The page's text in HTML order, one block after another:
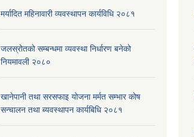
मर्यादित महिनावारी व्यवस्थापन कार्यविधि २०८१
जलस्रोतको सम्बन्धमा व्यवस्था निर्धारण बनेको
नियमावली २०८०
खानेपानी तथा सरसफाइ योजना मर्मत सम्भार कोष
सन्चालन तथा ब्यवस्थापन कार्यबिधि २०८१